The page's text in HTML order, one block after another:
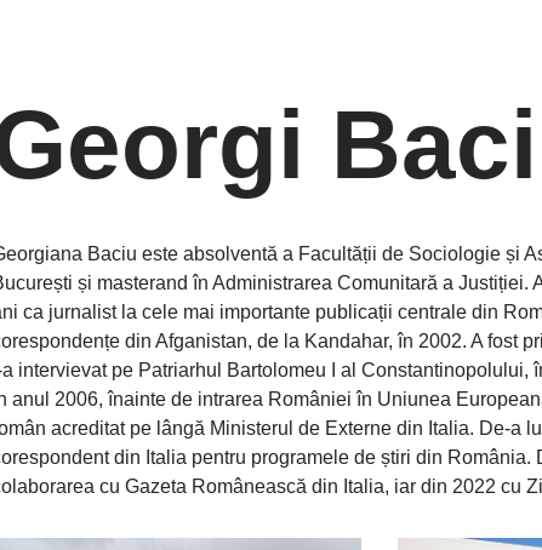
Baciu este absolventă a Facultății de Sociologie și
și masterand în Administrarea Comunitară a Justiției.
ca jurnalist la cele mai importante publicații centrale din
din Afganistan, de la Kandahar, în 2002. A fost
a intervievat pe Patriarhul Bartolomeu I al Constantinopolului,
anul 2006, înainte de intrarea României în Uniunea
acreditat pe lângă Ministerul de Externe din Italia. De-a
din Italia pentru programele de știri din România.
cu Gazeta Românească din Italia, iar din 2022 cu